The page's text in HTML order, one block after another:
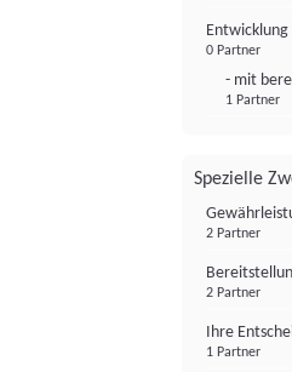
0 Partner
- mit
1 Partner
Spezielle
2 Partner
2 Partner
Ihre
1 Partner